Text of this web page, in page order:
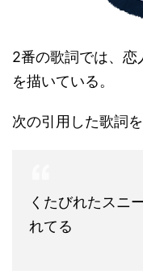
2番の歌詞では、恋
を描いている。
次の引用した歌詞を
くたびれたスニ
れてる